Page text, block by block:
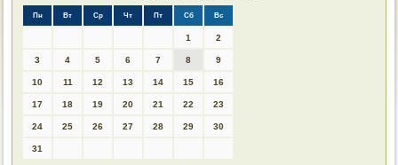
Пн Вт Ср Чт Пт Сб Вс
1 2
3 4 5 6 7 8 9
10 11 12 13 14 15 16
17 18 19 20 21 22 23
24 25 26 27 28 29 30
31